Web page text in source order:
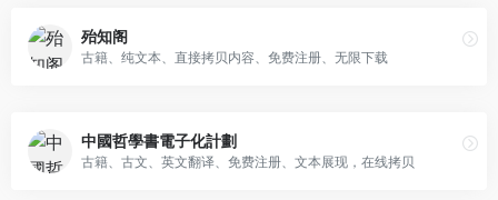
殆知阁
古籍、纯文本、直接拷贝内容、免费注册、无限下载
中國哲學書電子化計劃
古籍、古文、英文翻译、免费注册、文本展现，在线拷贝